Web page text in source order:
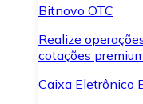
Bitnovo OTC
Realize
cotações
Caixa Eletrônico